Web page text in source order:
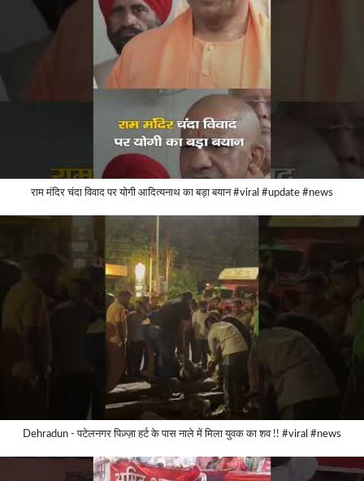
राम मंदिर चंदा विवाद पर योगी आदित्यनाथ का बड़ा बयान #viral #update #news
Dehradun - पटेलनगर पिज़्ज़ा हर्ट के पास नाले में मिला युवक का शव !! #viral #news